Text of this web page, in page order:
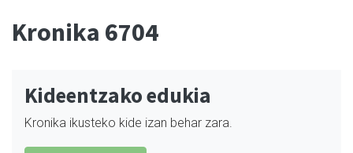
Kronika 6704
Kideentzako edukia
Kronika ikusteko kide izan behar zara.